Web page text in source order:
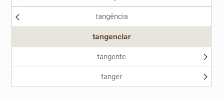
tangência
tangenciar
tangente
tanger